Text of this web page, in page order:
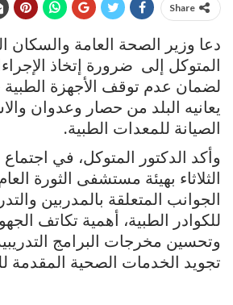
Share
دعا وزير الصحة العامة والسكان
المتوكل إلى ضرورة إتخاذ
لضمان عدم توقف الأجهزة
يعانيه البلد من حصار وعدوان
الصيانة للمعدات الطبية.
وأكد الدكتور المتوكل، في
الثلاثاء بهيئة مستشفى الثورة
الجوانب المتعلقة بالمدربين
للكوادر الطبية، أهمية تكاتف
وتحسين مخرجات البرامج
تجويد الخدمات الصحية المقدمة